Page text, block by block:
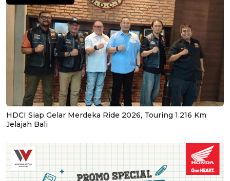
HDCI Siap Gelar Merdeka Ride 2026, Touring 1.216 Km
Jelajah Bali